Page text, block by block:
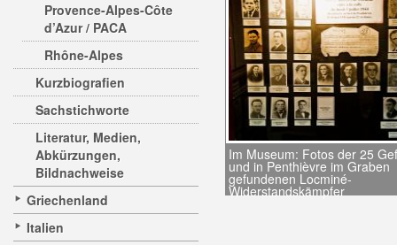
Provence-Alpes-Côte
d’Azur / PACA
Rhône-Alpes
Kurzbiografien
Sachstichworte
Literatur, Medien,
Abkürzungen,
Bildnachweise
Griechenland
Italien
Im Museum: Fotos der 25
und in Penthièvre im Graben
gefundenen Locminé-
Widerstandskämpfer